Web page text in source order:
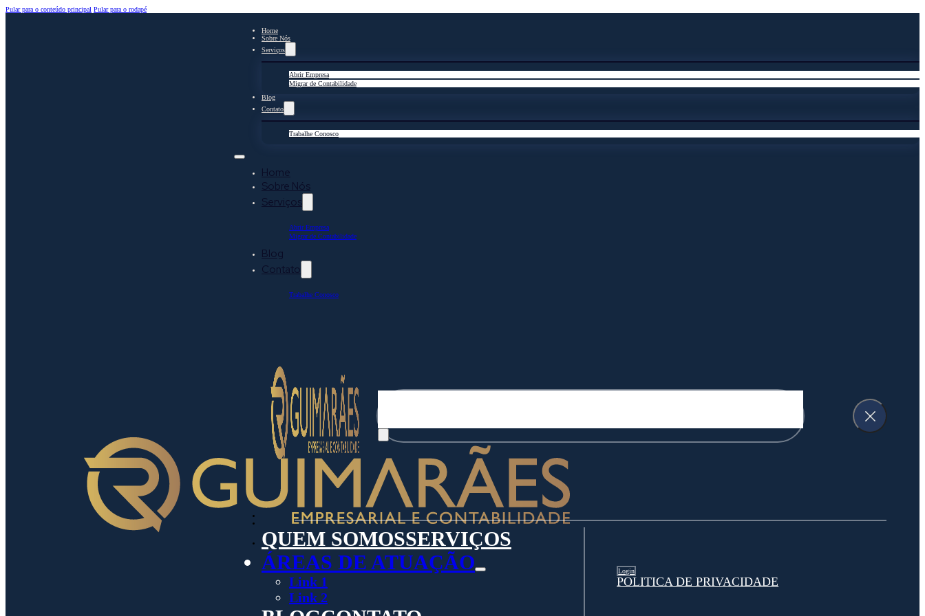
Pular para o conteúdo principal Pular para o rodapé
Home
Sobre Nós
Serviços
Abrir Empresa
Migrar de Contabilidade
Blog
Contato
Trabalhe Conosco
Home
Sobre Nós
Serviços
Abrir Empresa
Migrar de Contabilidade
Blog
Contato
Trabalhe Conosco
QUEM SOMOSSERVIÇOS
ÁREAS DE ATUAÇÃO
Link 1
Link 2
Login
POLITICA DE PRIVACIDADE